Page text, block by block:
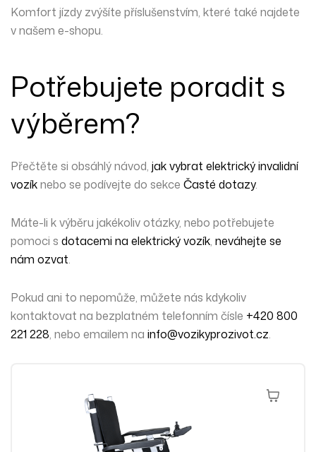
Komfort jízdy zvýšíte příslušenstvím, které také najdete
v našem e-shopu.
Potřebujete poradit s
výběrem?
Přečtěte si obsáhlý návod, jak vybrat elektrický invalidní
vozíknebo se podívejte do sekce Časté dotazy.
Máte-li k výběru jakékoliv otázky, nebo potřebujete
pomoci s dotacemi na elektrický vozík, neváhejte se
nám ozvat.
Pokud ani to nepomůže, můžete nás kdykoliv
kontaktovat na bezplatném telefonním čísle +420 800
221 228, nebo emailem na info@vozikyprozivot.cz.
Přidat Do